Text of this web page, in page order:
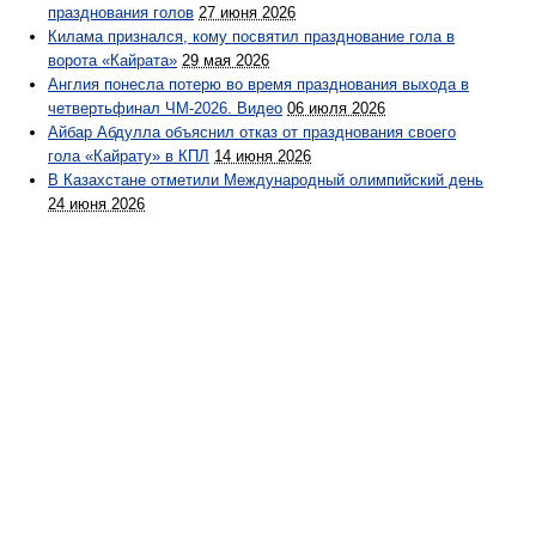
празднования голов 27 июня 2026
Килама признался, кому посвятил празднование гола в
ворота «Кайрата» 29 мая 2026
Англия понесла потерю во время празднования выхода в
четвертьфинал ЧМ-2026. Видео 06 июля 2026
Айбар Абдулла объяснил отказ от празднования своего
гола «Кайрату» в КПЛ 14 июня 2026
В Казахстане отметили Международный олимпийский день
24 июня 2026